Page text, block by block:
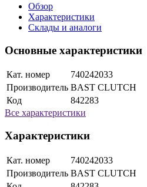
Обзор
Характеристики
Склады и аналоги
Основные характеристики
Кат. номер
740242033
Производитель BAST CLUTCH
Код
842283
Все характеристики
Характеристики
Кат. номер
740242033
Производитель BAST CLUTCH